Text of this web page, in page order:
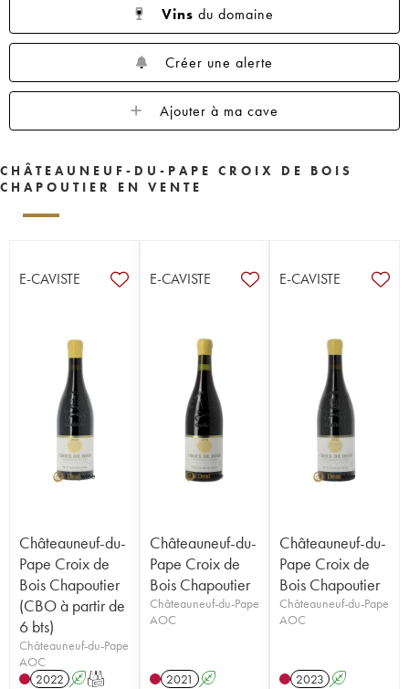
Vins du domaine
Créer une alerte
Ajouter à ma cave
CHÂTEAUNEUF-DU-PAPE CROIX DE BOIS
CHAPOUTIER EN VENTE
E-CAVISTE
Châteauneuf-du-
Pape Croix de
Bois Chapoutier
(CBO à partir de
6 bts)
Châteauneuf-du-Pape
AOC
2022 AT
E-CAVISTE
Châteauneuf-du-
Pape Croix de
Bois Chapoutier
Châteauneuf-du-Pape
AOC
2021 A
E-CAVISTE
Châteauneuf-du-
Pape Croix de
Bois Chapoutier
Châteauneuf-du-Pape
AOC
2023 A